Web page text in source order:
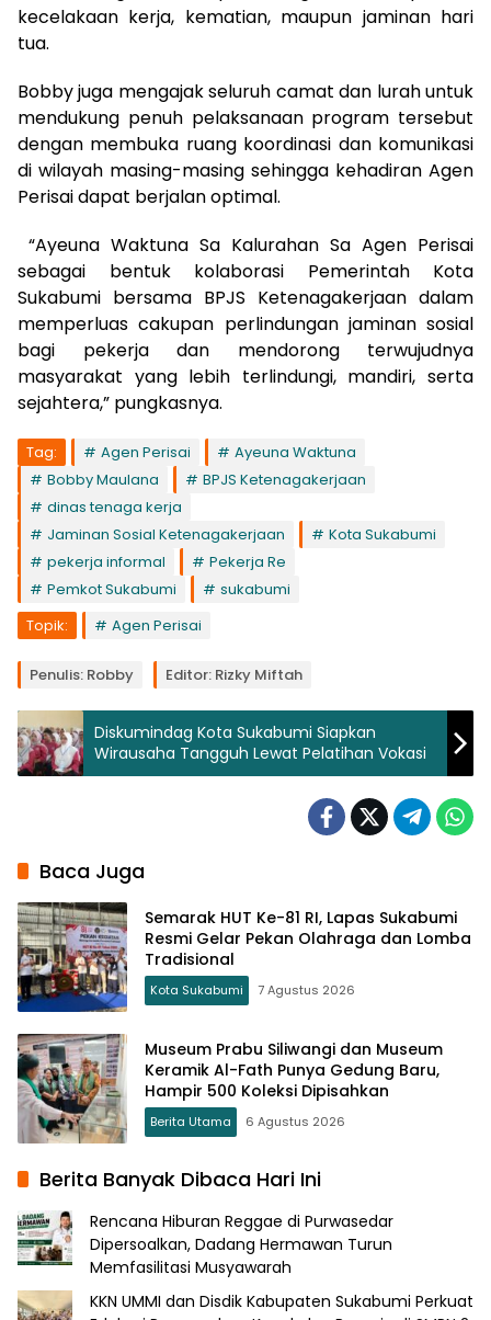
kecelakaan kerja, kematian, maupun jaminan hari
tua.
Bobby juga mengajak seluruh camat dan lurah untuk
mendukung penuh pelaksanaan program tersebut
dengan membuka ruang koordinasi dan komunikasi
di wilayah masing-masing sehingga kehadiran Agen
Perisai dapat berjalan optimal.
“Ayeuna Waktuna Sa Kalurahan Sa Agen Perisai
sebagai bentuk kolaborasi Pemerintah Kota
Sukabumi bersama BPJS Ketenagakerjaan dalam
memperluas cakupan perlindungan jaminan sosial
bagi pekerja dan mendorong terwujudnya
masyarakat yang lebih terlindungi, mandiri, serta
sejahtera,” pungkasnya.
Tag: Agen Perisai
Ayeuna Waktuna
Bobby Maulana
BPJS Ketenagakerjaan
dinas tenaga kerja
Jaminan Sosial Ketenagakerjaan
Kota Sukabumi
pekerja informal
Pekerja Re
Pemkot Sukabumi
sukabumi
Topik:
Agen Perisai
Penulis: Robby Editor: Rizky Miftah
Diskumindag Kota Sukabumi Siapkan
Wirausaha Tangguh Lewat Pelatihan Vokasi
Baca Juga
Semarak HUT Ke-81 RI, Lapas Sukabumi
Resmi Gelar Pekan Olahraga dan Lomba
Tradisional
Kota Sukabumi 7 Agustus 2026
Museum Prabu Siliwangi dan Museum
Keramik Al-Fath Punya Gedung Baru,
Hampir 500 Koleksi Dipisahkan
Berita Utama 6 Agustus 2026
Berita Banyak Dibaca Hari Ini
Rencana Hiburan Reggae di Purwasedar
Dipersoalkan, Dadang Hermawan Turun
Memfasilitasi Musyawarah
KKN UMMI dan Disdik Kabupaten Sukabumi Perkuat